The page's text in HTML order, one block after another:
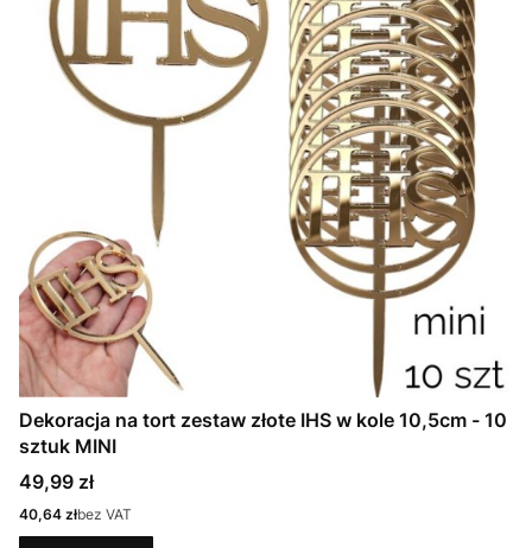
Dekoracja na tort zestaw złote IHS w kole 10,5cm - 10
sztuk MINI
Cena
49,99 zł
Cena
40,64 złbez VAT